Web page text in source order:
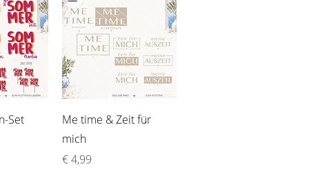
Set
Schnellansicht
Me time & Zeit für
mich
Preis
€ 4,99